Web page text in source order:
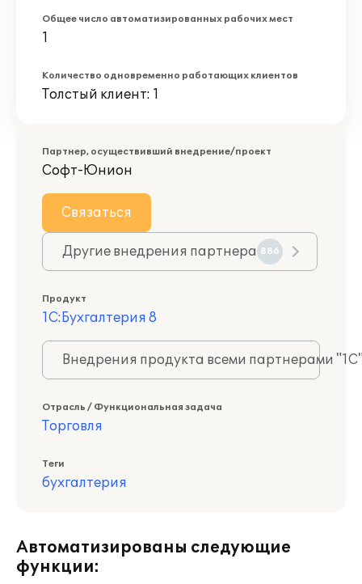
Общее число автоматизированных рабочих мест
1
Количество одновременно работающих клиентов
Толстый клиент: 1
Партнер, осуществивший внедрение/проект
Софт-Юнион
Связаться
Другие внедрения партнера 886
Продукт
1С:Бухгалтерия 8
Внедрения продукта всеми партнерами
Отрасль / Функциональная задача
Торговля
Теги
бухгалтерия
Автоматизированы следующие
функции: